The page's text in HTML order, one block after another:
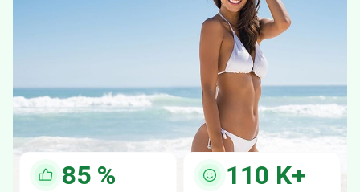
85 % 110 K+